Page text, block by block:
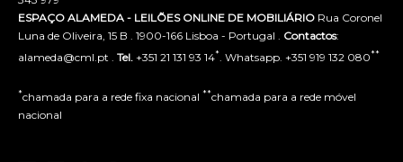
ESPAÇO ALAMEDA - LEILÕES ONLINE DE MOBILIÁRIO Rua Coronel
Luna de Oliveira, 15 B . 1900-166 Lisboa - Portugal . Contactos:
alameda@cml.pt . Tel. +351 21 131 93 14* . Whatsapp. +351 919 132 080**
*chamada para a rede fixa nacional **chamada para a rede móvel
nacional